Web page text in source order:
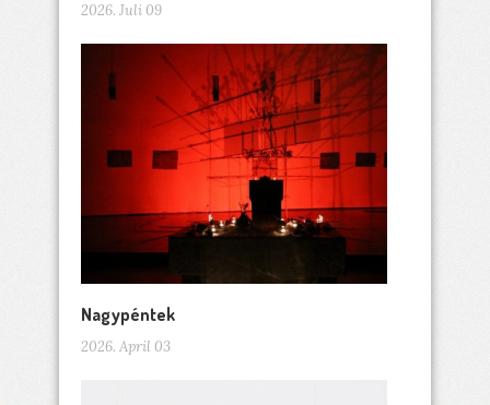
2026. Juli 09
Nagypéntek
2026. April 03